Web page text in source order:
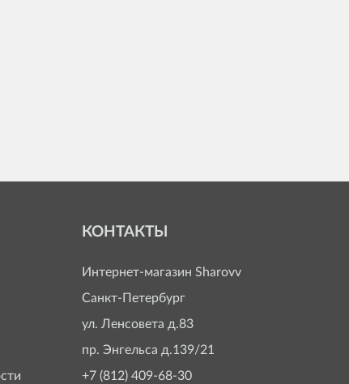
КОНТАКТЫ
Интернет-магазин Sharovv
Санкт-Петербург
ул. Ленсовета д.83
пр. Энгельса д.139/21
+7 (812) 409-68-30